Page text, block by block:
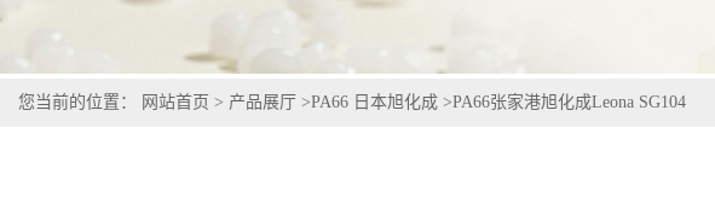
您当前的位置： 网站首页 > 产品展厅 >PA66 日本旭化成 >PA66张家港旭化成Leona SG104